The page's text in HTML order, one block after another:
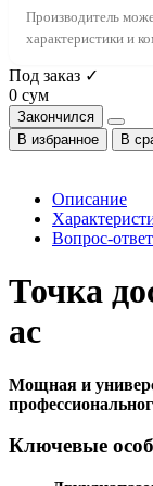
Производитель
характеристики и
Под заказ ✓
0 сум
Закончился
В избранное
В
Описание
Вопрос-ответ
Точка
ac
Мощная и
Ключевые